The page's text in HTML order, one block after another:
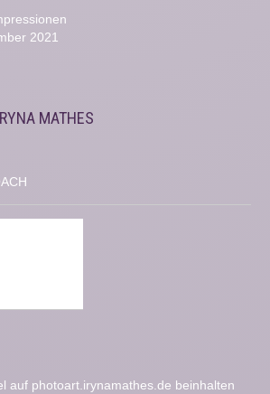
2021
MATHES
auf photoart.irynamathes.de beinhalten